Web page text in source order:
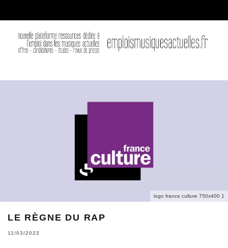
logo france culture 750x400 1
LE RÈGNE DU RAP
11/03/2022